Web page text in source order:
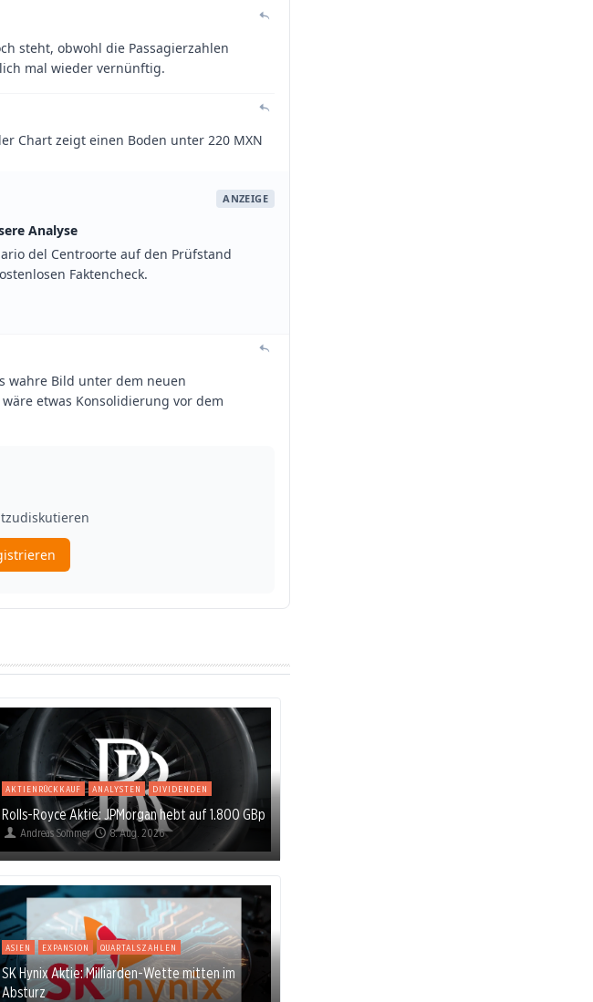
AKTIENRÜCKKAUF ANALYSTEN DIVIDENDEN
Rolls-Royce Aktie: JPMorgan hebt auf 1.800 GBp
Andreas Sommer 8. Aug. 2026
ASIEN EXPANSION QUARTALSZAHLEN
SK Hynix Aktie: Milliarden-Wette mitten im
Absturz